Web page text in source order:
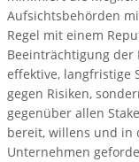
Aufsichtsbehörden
Regel mit einem
Beeinträchtigung der
effektive, langfristige
gegen Risiken,
gegenüber allen
bereit, willens und in
Unternehmen